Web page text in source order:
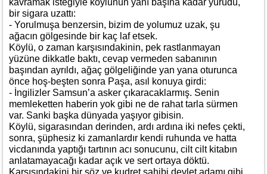
kavramak isteğiyle köylünün yanı başına kadar yürüdü,
bir sigara uzattı:
- Yorulmuşa benzersin, bizim de yolumuz uzak, şu
ağacın gölgesinde bir kaç laf etsek.
Köylü, o zaman karşısındakinin, pek rastlanmayan
yüzüne dikkatle baktı, cevap vermeden sabanının
başından ayrıldı, ağaç gölgeliğinde yan yana oturunca
önce hoş-beşten sonra Paşa, asıl konuya girdi:
- İngilizler Samsun’a asker çıkaracaklarmış. Senin
memleketten haberin yok gibi ne de rahat tarla sürmen
var. Sanki başka dünyada yaşıyor gibisin.
Köylü, sigarasından derinden, ardı ardına iki nefes çekti,
sonra, şüphesiz ki zamanlardır kendi ruhunda ve hatta
vicdanında yaptığı tartının acı sonucunu, cilt cilt kitabın
anlatamayacağı kadar açık ve sert ortaya döktü.
Karşısındakini bir söz ve kudret sahibi devlet adamı gibi